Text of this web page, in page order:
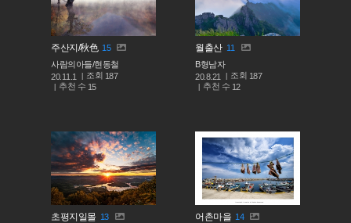
주산지/秋色 15
사람의아들/현동철
20.11.1
조회 187
추천 수 15
월출산 11
B형남자
20.8.21
조회 187
추천 수 12
초평지일몰 13
어촌마을 14